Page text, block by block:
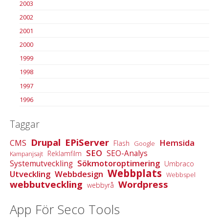
2003
2002
2001
2000
1999
1998
1997
1996
Taggar
CMS Drupal EPiServer Flash Google Hemsida
Kampanjsajt Reklamfilm SEO SEO-Analys
Systemutveckling Sökmotoroptimering Umbraco
Utveckling Webbdesign Webbplats Webbspel
webbutveckling webbyrå Wordpress
App För Seco Tools